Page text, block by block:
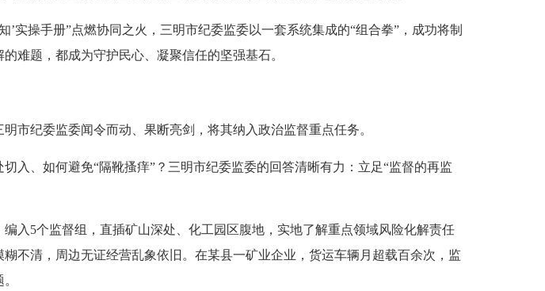
操手册”点燃协同之火，三明市纪委监委以一套系统集成的“组合拳”，成功将制
难题，都成为守护民心、凝聚信任的坚强基石。
纪委监委闻令而动、果断亮剑，将其纳入政治监督重点任务。
、如何避免“隔靴搔痒”？三明市纪委监委的回答清晰有力：立足“监督的再监
5个监督组，直插矿山深处、化工园区腹地，实地了解重点领域风险化解责任
不清，周边无证经营乱象依旧。在某县一矿业企业，货运车辆月超载百余次，监